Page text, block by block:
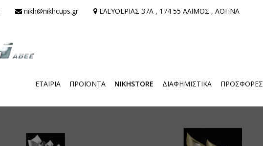
nikh@nikhcups.gr ΕΛΕΥΘΕΡΙΑΣ 37Α , 174 55 ΑΛΙΜΟΣ , ΑΘΗΝΑ
ΕΤΑΙΡΊΑ ΠΡΟΪΌΝΤΑ NIKHSTORE ΔΙΑΦΗΜΙΣΤΙΚΑ ΠΡΟΣΦΟΡΕΣ